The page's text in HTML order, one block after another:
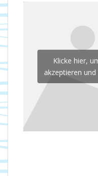
Klicke hier,
akzeptieren